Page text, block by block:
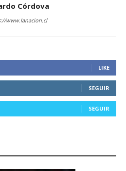
Córdova
www.lanacion.cl
LIKE
SEGUIR
SEGUIR